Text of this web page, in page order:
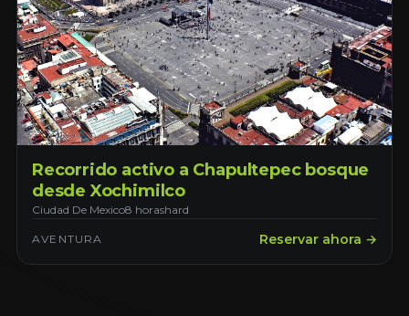
Recorrido activo a Chapultepec bosque
desde Xochimilco
Ciudad De Mexico8 horashard
AVENTURA Reservar ahora →